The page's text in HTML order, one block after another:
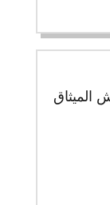
من ش الميثاق